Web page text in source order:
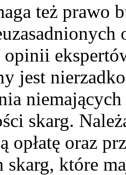
też prawo
jest
skarg.
opłatę oraz
które